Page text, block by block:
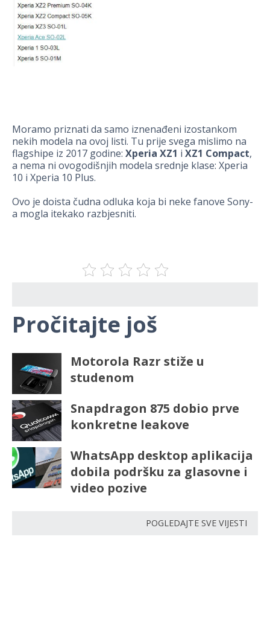
Moramo priznati da samo iznenađeni izostankom
nekih modela na ovoj listi. Tu prije svega mislimo na
flagshipe iz 2017 godine: Xperia XZ1 i XZ1 Compact,
a nema ni ovogodišnjih modela srednje klase: Xperia
10 i Xperia 10 Plus.
Ovo je doista čudna odluka koja bi neke fanove Sony-
a mogla itekako razbjesniti.
Pročitajte još
Motorola Razr stiže u
studenom
Snapdragon 875 dobio prve
konkretne leakove
WhatsApp desktop aplikacija
dobila podršku za glasovne i
video pozive
POGLEDAJTE SVE VIJESTI